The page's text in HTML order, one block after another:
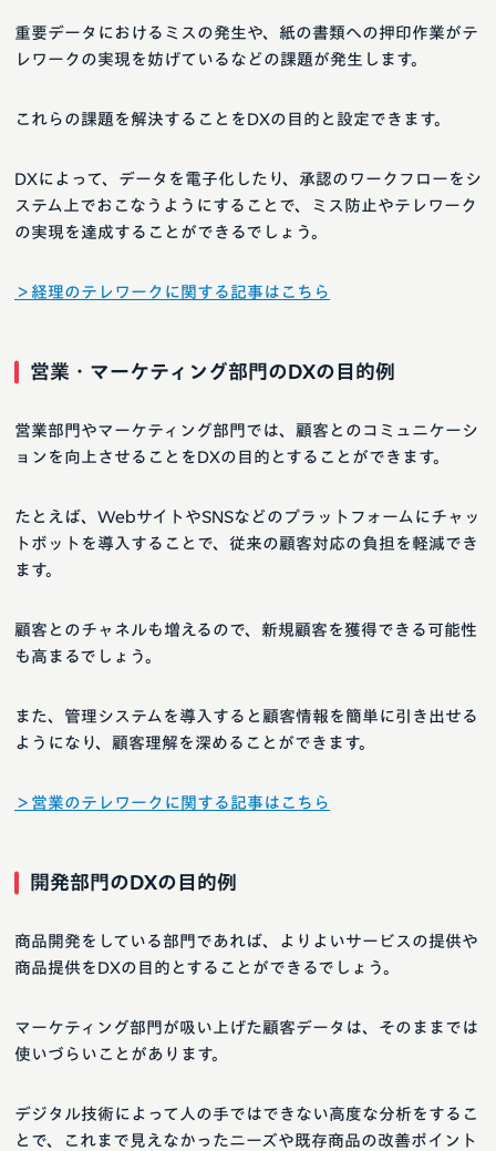
重要データにおけるミスの発生や、紙の書類への押印作業がテ
レワークの実現を妨げているなどの課題が発生します。
これらの課題を解決することをDXの目的と設定できます。
DXによって、データを電子化したり、承認のワークフローをシ
ステム上でおこなうようにすることで、ミス防止やテレワーク
の実現を達成することができるでしょう。
＞経理のテレワークに関する記事はこちら
営業・マーケティング部門のDXの目的例
営業部門やマーケティング部門では、顧客とのコミュニケーシ
ョンを向上させることをDXの目的とすることができます。
たとえば、WebサイトやSNSなどのプラットフォームにチャッ
トボットを導入することで、従来の顧客対応の負担を軽減でき
ます。
顧客とのチャネルも増えるので、新規顧客を獲得できる可能性
も高まるでしょう。
また、管理システムを導入すると顧客情報を簡単に引き出せる
ようになり、顧客理解を深めることができます。
＞営業のテレワークに関する記事はこちら
開発部門のDXの目的例
商品開発をしている部門であれば、よりよいサービスの提供や
商品提供をDXの目的とすることができるでしょう。
マーケティング部門が吸い上げた顧客データは、そのままでは
使いづらいことがあります。
デジタル技術によって人の手ではできない高度な分析をするこ
とで、これまで見えなかったニーズや既存商品の改善ポイント